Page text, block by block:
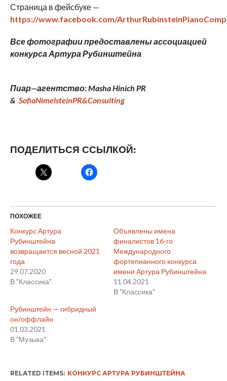
Страница в фейсбуке —
https://www.facebook.com/
Все фотографии предоставлены ассоциацией
конкурса Артура Рубинштейна
Пиар—агентство: Masha Hinich PR
& SofiaNimelsteinPR&Consulting
ПОДЕЛИТЬСЯ ССЫЛКОЙ:
ПОХОЖЕЕ
Конкурс Артура
Рубинштейна
возвращается весной 2021
года
29.07.2020
В "Классика"
Объявлены имена
финалистов 16-го
Международного
фортепианного конкурса
имени Артура Рубинштейна
11.04.2021
В "Классика"
Рубинштейн — гибридный
он/оффлайн
01.03.2021
В "Музыка"
RELATED ITEMS: КОНКУРС АРТУРА РУБИНШТЕЙНА